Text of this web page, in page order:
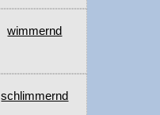
wimmernd
schlimmernd